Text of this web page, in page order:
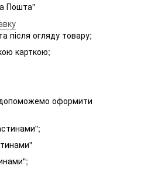
Пошта"
після огляду товару;
карткою;
оформити